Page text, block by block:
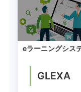
eラーニングシス
GLEXA